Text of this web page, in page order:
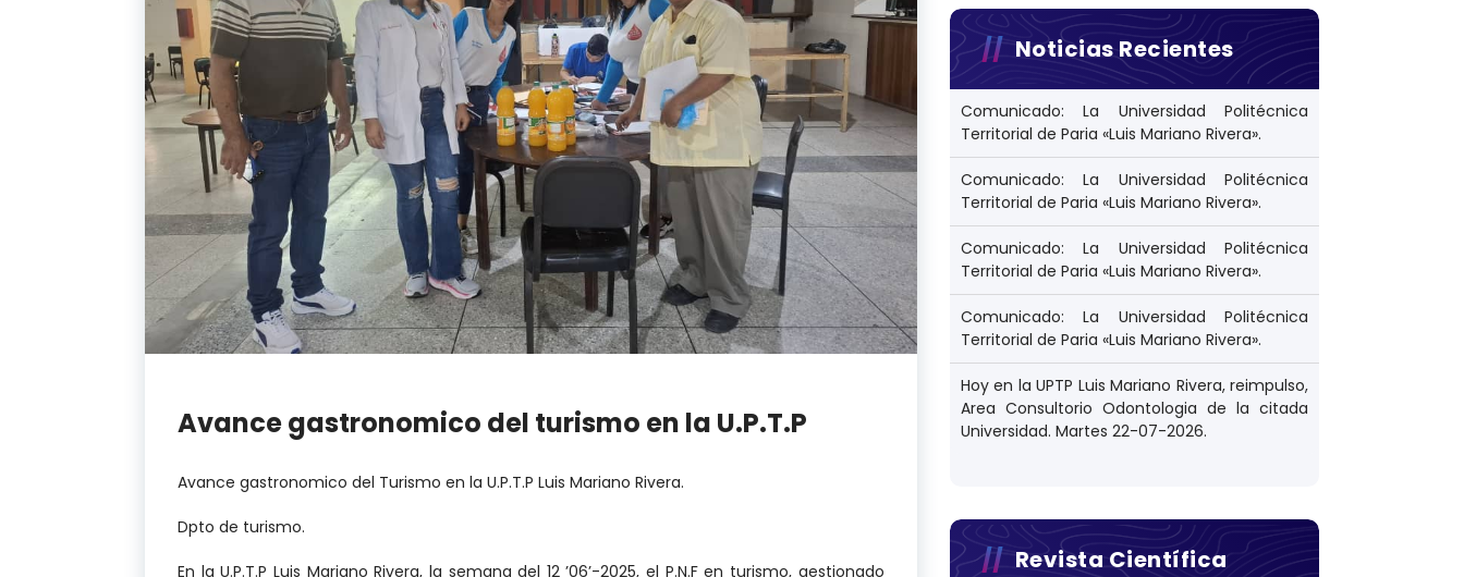
Avance gastronomico del turismo en la U.P.T.P
Avance gastronomico del Turismo en la U.P.T.P Luis Mariano Rivera.
Dpto de turismo.
En la U.P.T.P Luis Mariano Rivera, la semana del 12 ’06’-2025, el P.N.F en turismo, gestionado
Noticias Recientes
Comunicado: La Universidad Politécnica
Territorial de Paria «Luis Mariano Rivera».
Comunicado: La Universidad Politécnica
Territorial de Paria «Luis Mariano Rivera».
Comunicado: La Universidad Politécnica
Territorial de Paria «Luis Mariano Rivera».
Comunicado: La Universidad Politécnica
Territorial de Paria «Luis Mariano Rivera».
Hoy en la UPTP Luis Mariano Rivera, reimpulso,
Area Consultorio Odontologia de la citada
Universidad. Martes 22-07-2026.
Revista Científica